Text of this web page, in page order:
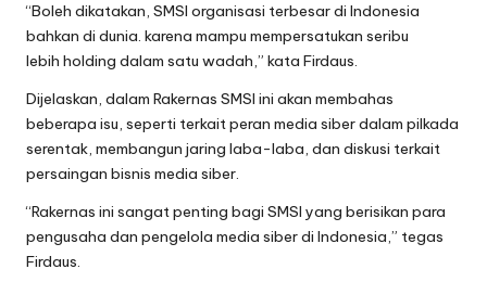
“Boleh dikatakan, SMSI organisasi terbesar di Indonesia
bahkan di dunia. karena mampu mempersatukan seribu
lebih holding dalam satu wadah,” kata Firdaus.
Dijelaskan, dalam Rakernas SMSI ini akan membahas
beberapa isu, seperti terkait peran media siber dalam pilkada
serentak, membangun jaring laba-laba, dan diskusi terkait
persaingan bisnis media siber.
“Rakernas ini sangat penting bagi SMSI yang berisikan para
pengusaha dan pengelola media siber di Indonesia,” tegas
Firdaus.